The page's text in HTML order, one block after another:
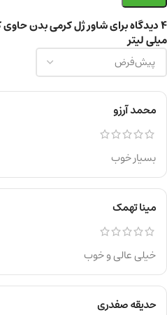
4 دیدگاه برای
میلی لیتر
محمد آرزو
بسیار خوب
مینا تهمک
خیلی عالی و خوب
حدیقه صفدری